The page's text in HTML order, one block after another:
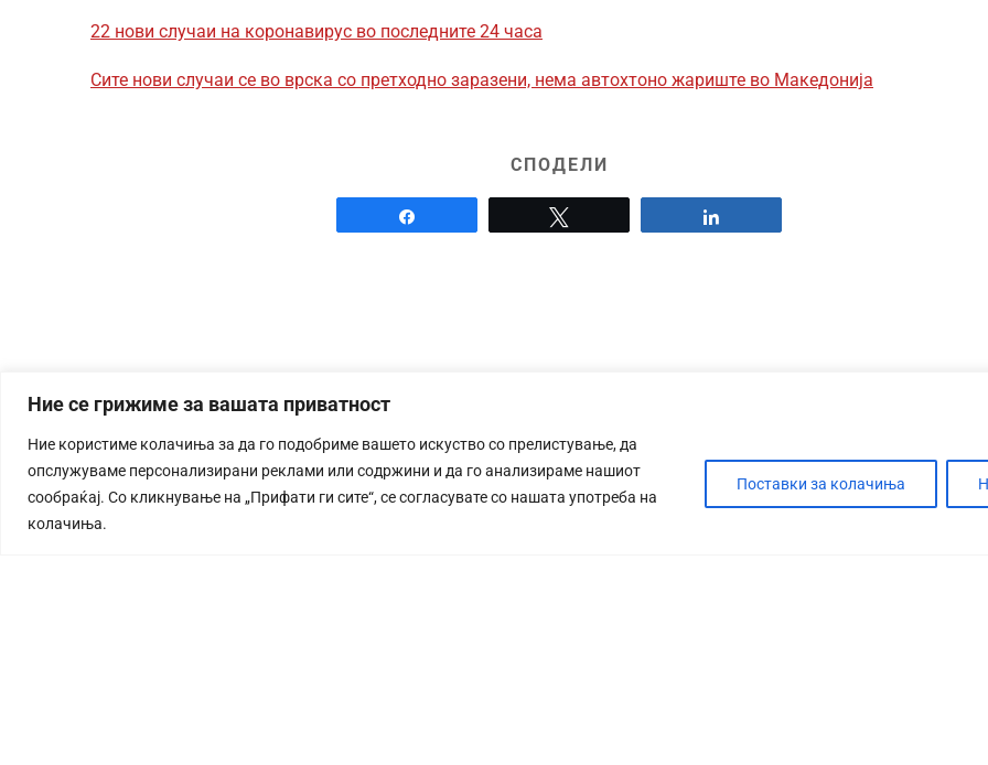
Ние се грижиме за вашата приватност
Ние користиме колачиња за да го подобриме вашето искуство со прелистување, да
опслужуваме персонализирани реклами или содржини и да го анализираме нашиот
сообраќај. Со кликнување на „Прифати ги сите“, се согласувате со нашата употреба на
колачиња.
Поставки за колачиња
22 нови случаи на коронавирус во последните 24 часа
Сите нови случаи се во врска со претходно заразени, нема автохтоно жариште во Македонија
СПОДЕЛИ